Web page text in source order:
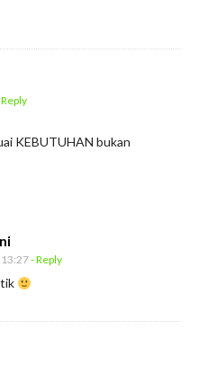
KEBUTUHAN bukan
- Reply